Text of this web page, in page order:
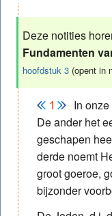
Deze notities
Fundamenten
hoofdstuk 3 (opent in
In
De ander het
geschapen
derde noemt
groot goeroe,
bijzonder